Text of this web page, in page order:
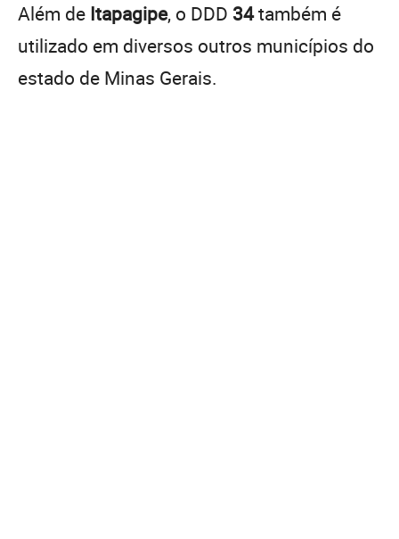
Além de Itapagipe, o DDD 34também é
utilizado em diversos outros municípios do
estado de Minas Gerais.